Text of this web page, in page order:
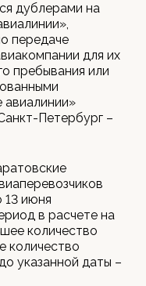
дублерами на
передаче
для их
пребывания или
Петербург –
13 июня
в расчете на
количество
количество
указанной даты –